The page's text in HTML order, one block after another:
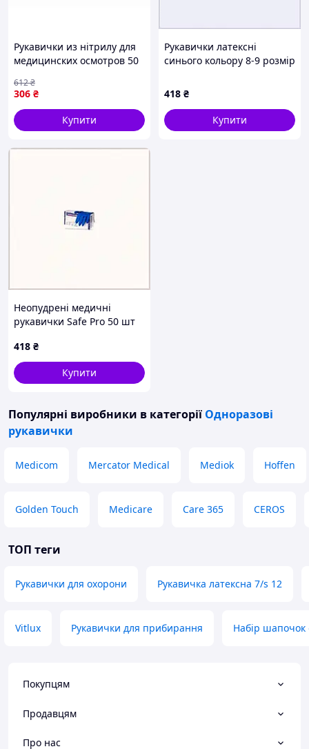
Рукавички из нітрилу для
медицинских осмотров 50
и текстуры от ТМ HOFFEN
306 ₴
612₴
Купити
Рукавички латексні
синього кольору 8-9 розмір
418 ₴
Купити
Неопудрені медичні
рукавички Safe Pro 50 шт
61HT547H62
418 ₴
Купити
Популярні виробники в категорії Одноразові
рукавички
Medicom Mercator Medical Mediok Hoffen
Golden Touch Medicare Care 365 CEROS
ТОП теги
Рукавички для охорони Рукавичка латексна 7/s 12
Vitlux Рукавички для прибирання Набір шапочок
Покупцям
Продавцям
Про нас